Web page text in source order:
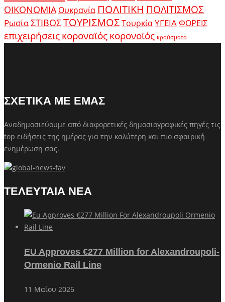
ΟΙΚΟΝΟΜΙΑ Ουκρανία ΠΟΛΙΤΙΚΗ ΠΟΛΙΤΙΣΜΟΣ
ΡωσίαΣΤΙΒΟΣΤΟΥΡΙΣΜΟΣΤουρκίαΥΓΕΙΑΦΟΡΕΙΣ
επιχειρήσειςκοροναϊόςκορονοϊός κρούσματα
ΣΧΕΤΙΚΑ ΜΕ ΕΜΑΣ
Αναδημοσιεύουμε από διαφορετικές δημοσιογραφικές πηγές τις
top ειδήσεις της ημέρας για την καλύτερη και πιο σφαιρική
ενημέρωση σας.
ΤΕΛΕΥΤΑΙΑ ΝΕΑ
EU Approves €277 Million for Alexandroupoli-
Ormenio Rail Line
11 Μαΐου 2026